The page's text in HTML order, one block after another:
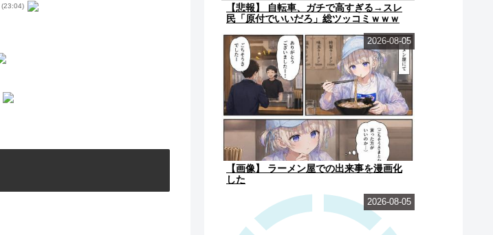
(23:04)
【悲報】 自転車、ガチで高すぎる→スレ
民「原付でいいだろ」総ツッコミｗｗｗ
【画像】 ラーメン屋での出来事を漫画化
した
2026-08-05
2026-08-05